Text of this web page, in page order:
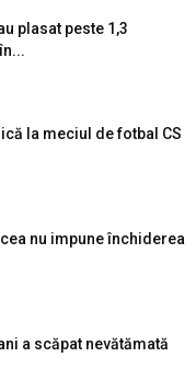
plasat peste 1,3
la meciul de fotbal CS
nu impune închiderea
a scăpat nevătămată